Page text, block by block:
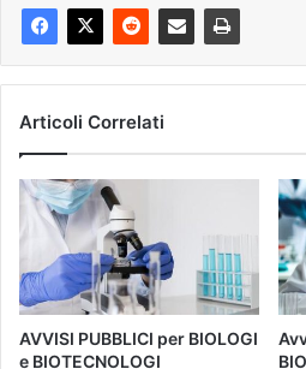
Articoli Correlati
AVVISI PUBBLICI per BIOLOGI
e BIOTECNOLOGI